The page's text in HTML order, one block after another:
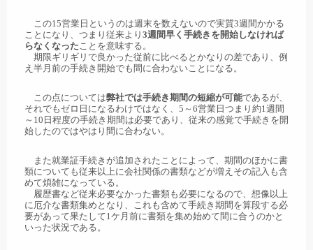
この15営業日というのは週末を数えないので実質3週間かかる
ことになり、つまり従来より 3週間早く手続きを開始しなければ
らなくなった ことを意味する。
期限ギリギリで良かった従前に比べるとかなりの差であり、例
え半月前の手続き開始でも間に合わないことになる。
この点については弊社では手続き期間の短縮が可能であるが、
それでもゼロ日になるわけではなく、5～6営業日つまり約1週間
～10日程度の手続き期間は必要であり、従来の感覚で手続きを開
始したのではやはり間に合わない。
また就業証手続きが追加されたことによって、期間のほかに書
類についても従来以上に会社関係の書類などが増えその記入も含
めて煩雑になっている。
履歴書など従来必要なかった書類も必要になるので、想像以上
に厄介な書類集めとなり、これも含めて手続き期間を算段する必
要があって果たして1ケ月前に書類を集め始めて間に合うのかと
いった状況である。